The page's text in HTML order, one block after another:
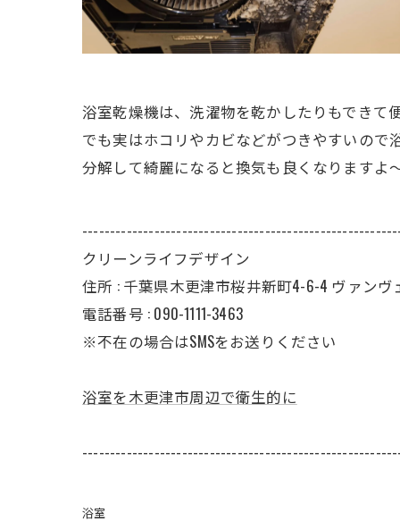
浴室乾燥機は、洗濯物を乾かしたりもできて
でも実はホコリやカビなどがつきやすいので
分解して綺麗になると換気も良くなりますよ
クリーンライフデザイン
住所 : 千葉県木更津市桜井新町4-6-4 ヴァンヴ
電話番号 : 090-1111-3463
※不在の場合はSMSをお送りください
浴室を木更津市周辺で衛生的に
浴室